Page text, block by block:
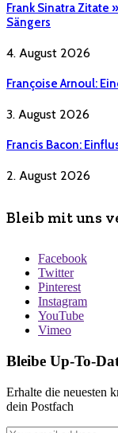
Frank Sinatra Zitate
Sängers
4. August 2026
Françoise Arnoul:
3. August 2026
Francis Bacon:
2. August 2026
Bleib mit uns
Facebook
Twitter
Pinterest
Instagram
YouTube
Vimeo
Bleibe Up-To-
Erhalte die neuesten
dein Postfach